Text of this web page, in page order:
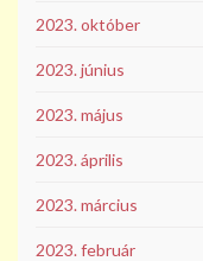
2023. október
2023. június
2023. május
2023. április
2023. március
2023. február